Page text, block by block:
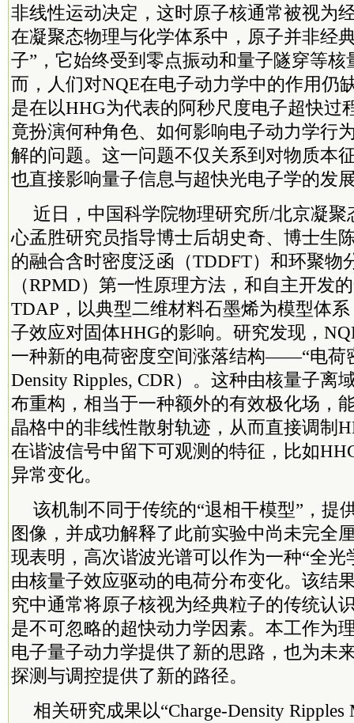
非线性运动决定，这时原子核通常被视为
在凝聚态物理与化学体系中，原子并非经
子”，它始终受到零点振动和量子隧穿等
而，人们对NQE在电子动力学中的作用仍
是在以HHG为代表的阿秒尺度电子超快过
竟扮演何种角色、如何影响电子动力学行
解的问题。这一问题不仅关系到对物质本
也直接影响量子信息与超快光电子学的发
近日，中国科学院物理研究所/北京凝聚
心孟胜研究员指导博士后胡史奇、博士生
的融合含时密度泛函（TDDFT）和环聚物
（RPMD）第一性原理方法，和自主开发
TDAP，以典型二维材料石墨烯为模型体
子效应对固体HHG的影响。研究发现，
一种新的电荷密度空间涨落结构——“电荷
Density Ripples, CDR）。这种由核量子离
布重构，相当于一种额外的有效极化场，
晶格中的非线性散射轨迹，从而直接调制
在谐波信号中留下可观测的特征，比如
异常变化。
该机制不同于传统的“退相干模型”，提
图像，并成功解释了此前实验中尚未完全
现表明，高次谐波光谱可以作为一种“全光
由核量子效应驱动的电荷分布变化。该结
究中通常将原子核视为经典粒子的传统认
是不可忽略的超快动力学因素。本工作为
电子量子动力学提供了新的思路，也为未
探测与调控提供了新的路径。
相关研究成果以“Charge-Density Ripples